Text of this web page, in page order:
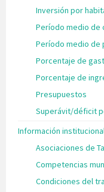
Inversión por
Período medio de
Período medio de
Porcentaje de
Porcentaje de
Presupuestos
Superávit/déficit
Información
Asociaciones de
Competencias
Condiciones del